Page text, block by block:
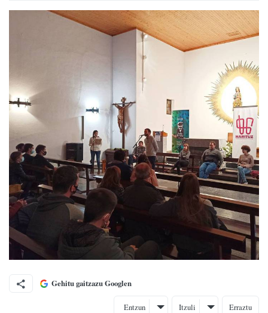
Gehitu gaitzazu Googlen
Entzun Itzuli Erraztu